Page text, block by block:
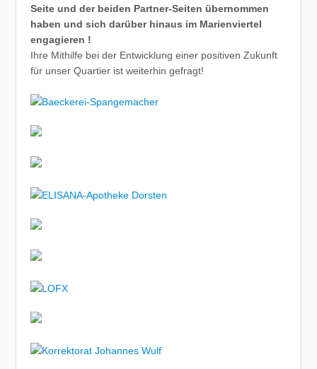
Seite und der beiden Partner-Seiten übernommen
haben und sich darüber hinaus im Marienviertel
engagieren !
Ihre Mithilfe bei der Entwicklung einer positiven Zukunft
für unser Quartier ist weiterhin gefragt!